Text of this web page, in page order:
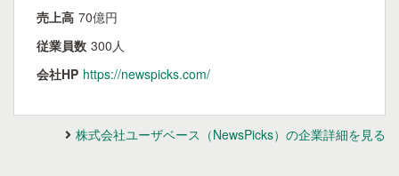
売上高 70億円
従業員数 300人
会社HP https://newspicks.com/
株式会社ユーザベース（NewsPicks）の企業詳細を見る